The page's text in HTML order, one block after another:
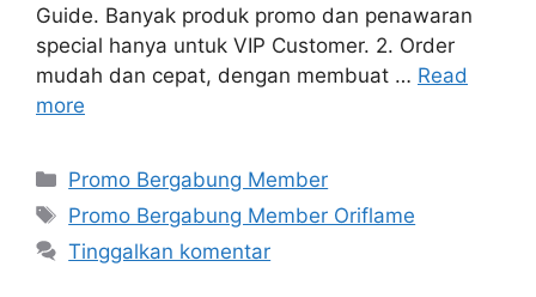
Guide. Banyak produk promo dan penawaran
special hanya untuk VIP Customer. 2. Order
mudah dan cepat, dengan membuat … Read
more
Promo Bergabung Member
Promo Bergabung Member Oriflame
Tinggalkan komentar